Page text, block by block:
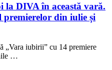
la DIVA în această vară.
din iulie și
„Vara iubirii” cu 14 premiere
…